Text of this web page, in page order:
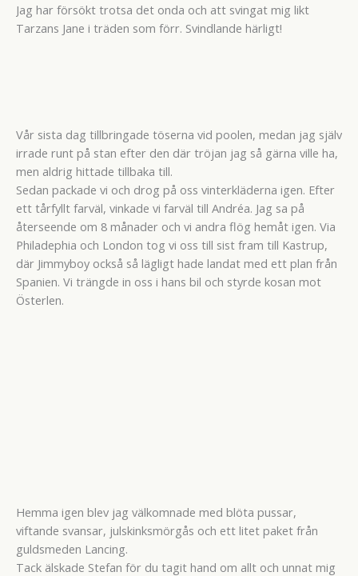
Jag har försökt trotsa det onda och att svingat mig likt
Tarzans Jane i träden som förr. Svindlande härligt!
Vår sista dag tillbringade töserna vid poolen, medan jag själv
irrade runt på stan efter den där tröjan jag så gärna ville ha,
men aldrig hittade tillbaka till.
Sedan packade vi och drog på oss vinterkläderna igen. Efter
ett tårfyllt farväl, vinkade vi farväl till Andréa. Jag sa på
återseende om 8 månader och vi andra flög hemåt igen. Via
Philadephia och London tog vi oss till sist fram till Kastrup,
där Jimmyboy också så lägligt hade landat med ett plan från
Spanien. Vi trängde in oss i hans bil och styrde kosan mot
Österlen.
Hemma igen blev jag välkomnade med blöta pussar,
viftande svansar, julskinksmörgås och ett litet paket från
guldsmeden Lancing.
Tack älskade Stefan för du tagit hand om allt och unnat mig